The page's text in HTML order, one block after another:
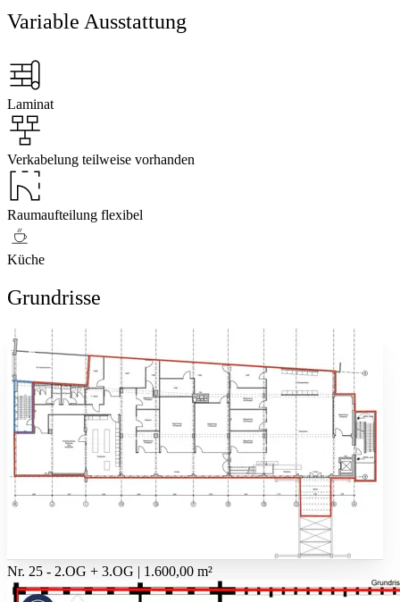
Variable Ausstattung
Laminat
Verkabelung teilweise vorhanden
Raumaufteilung flexibel
Küche
Grundrisse
Nr. 25 - 2.OG + 3.OG | 1.600,00 m²